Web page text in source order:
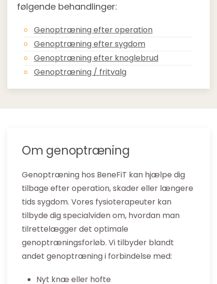
følgende behandlinger:
Genoptræning efter operation
Genoptræning efter sygdom
Genoptræning efter knoglebrud
Genoptræning / fritvalg
Om genoptræning
Genoptræning hos BeneFiT kan hjælpe dig
tilbage efter operation, skader eller længere
tids sygdom. Vores fysioterapeuter kan
tilbyde dig specialviden om, hvordan man
tilrettelægger det optimale
genoptræningsforløb. Vi tilbyder blandt
andet genoptræning i forbindelse med:
Nyt knæ eller hofte